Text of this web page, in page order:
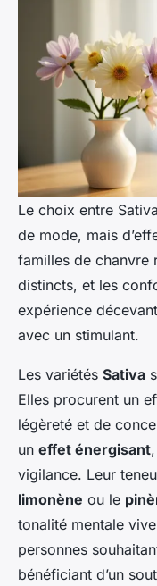
Le choix entre
de mode, mais
familles de chanvre
distincts, et les
expérience
avec un stimulant.
Les variétés Sativa
Elles procurent un
légèreté et de
un effet énergisant
vigilance. Leur
limonène ou le
tonalité mentale
personnes
bénéficiant d’un